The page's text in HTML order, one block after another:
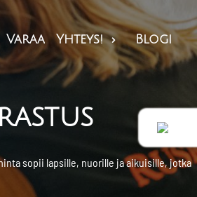
Varaa Yhteys!  Blogi
sopii lapsille, nuorille ja aikuisille, jotka